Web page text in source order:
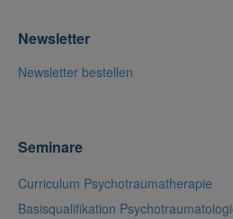
Newsletter
Newsletter bestellen
Seminare
Curriculum Psychotraumatherapie
Basisqualifikation